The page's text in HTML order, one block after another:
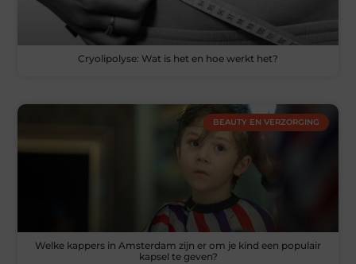
Cryolipolyse: Wat is het en hoe werkt het?
BEAUTY EN VERZORGING
Welke kappers in Amsterdam zijn er om je kind een populair
kapsel te geven?